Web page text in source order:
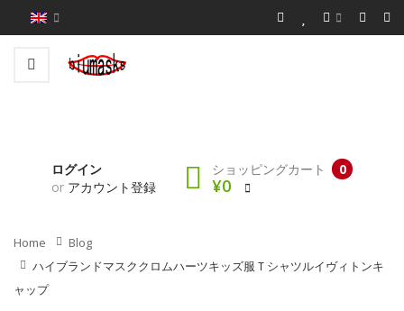
ログイン
or アカウント登録
0
ショッピングカート
¥0
Home
Blog
ハイブランドマスククロムハーツキッズ服ｔシャツルイヴィトンキ
ャップ